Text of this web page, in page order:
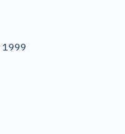
1999